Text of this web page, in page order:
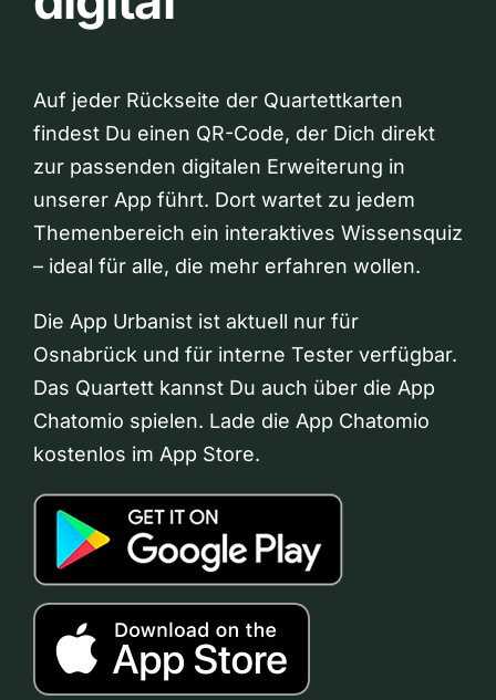
Auf jeder Rückseite der Quartettkarten
findest Du einen QR-Code, der Dich direkt
zur passenden digitalen Erweiterung in
unserer App führt. Dort wartet zu jedem
Themenbereich ein interaktives Wissensquiz
– ideal für alle, die mehr erfahren wollen.
Die App Urbanist ist aktuell nur für
Osnabrück und für interne Tester verfügbar.
Das Quartett kannst Du auch über die App
Chatomio spielen. Lade die App Chatomio
kostenlos im App Store.